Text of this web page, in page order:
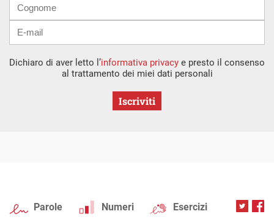
Dichiaro di aver letto l’informativa privacy e presto il consenso
al trattamento dei miei dati personali
Iscriviti
Parole Numeri Esercizi